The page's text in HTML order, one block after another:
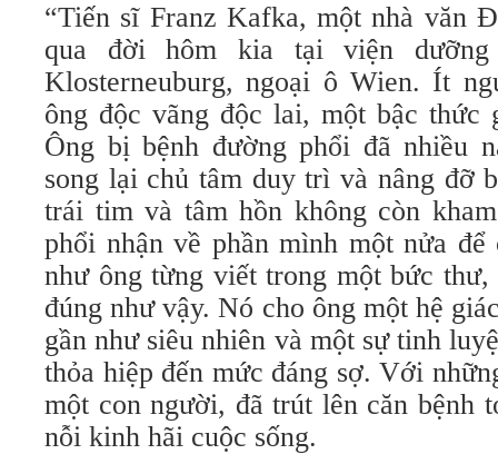
“Tiến sĩ Franz Kafka, một nhà văn
qua đời hôm kia tại viện
Klosterneuburg, ngoại ô Wien. Ít
ông độc vãng độc lai, một bậc thức
Ông bị bệnh đường phổi đã nhiều
song lại chủ tâm duy trì và nâng đỡ
trái tim và tâm hồn không còn
phổi nhận về phần mình một nửa
như ông từng viết trong một bức thư,
đúng như vậy. Nó cho ông một hệ
gần như siêu nhiên và một sự tinh
thỏa hiệp đến mức đáng sợ. Với
một con người, đã trút lên căn bệnh
nỗi kinh hãi cuộc sống.